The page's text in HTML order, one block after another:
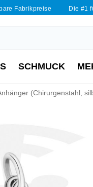
Fabrikpreise Die #1
SCHMUCK
(Chirurgenstahl,